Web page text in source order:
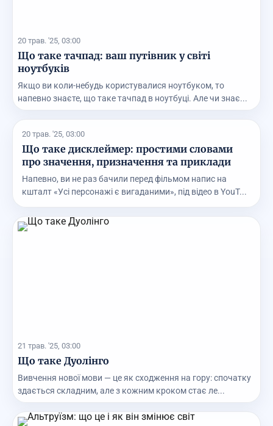
20 трав. '25, 03:00
Що таке тачпад: ваш путівник у світі
ноутбуків
Якщо ви коли-небудь користувалися ноутбуком, то
напевно знаєте, що таке тачпад в ноутбуці. Але чи знає...
20 трав. '25, 03:00
Що таке дисклеймер: простими словами
про значення, призначення та приклади
Напевно, ви не раз бачили перед фільмом напис на
кшталт «Усі персонажі є вигаданими», під відео в YouT...
21 трав. '25, 03:00
Що таке Дуолінго
Вивчення нової мови — це як сходження на гору: спочатку
здається складним, але з кожним кроком стає ле...